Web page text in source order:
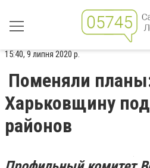
15:40, 9 липня 2020 р.
Поменяли
Харьковщину
районов